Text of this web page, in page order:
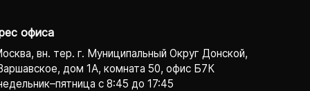
офиса
вн. тер. г. Муниципальный Округ Донской,
дом 1А, комната 50, офис Б7К
с 8:45 до 17:45